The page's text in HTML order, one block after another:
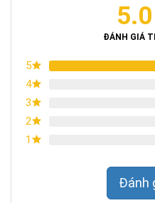
Trời Tấm Pin
Sạc năng lượng mặt trời
5.0
ĐÁNH GIÁ
5
4
3
2
1